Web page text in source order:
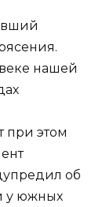
нашей
при этом
об
у южных